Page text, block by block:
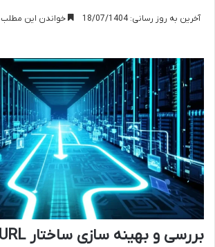
آخرین به روز رسانی: 18/07/1404 خواندن این مطلب 17 دقیقه زمان میبرد
بررسی و بهینه سازی ساختار URL سایت